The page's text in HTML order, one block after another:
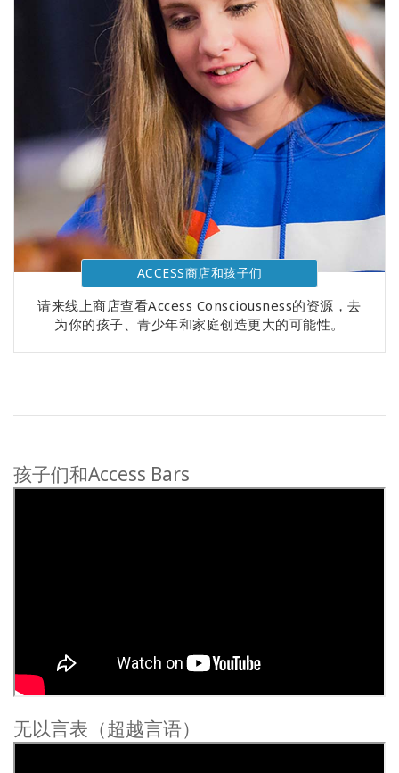
ACCESS商店和孩子们
请来线上商店查看Access Consciousness的资源，去
为你的孩子、青少年和家庭创造更大的可能性。
孩子们和Access Bars
无以言表（超越言语）